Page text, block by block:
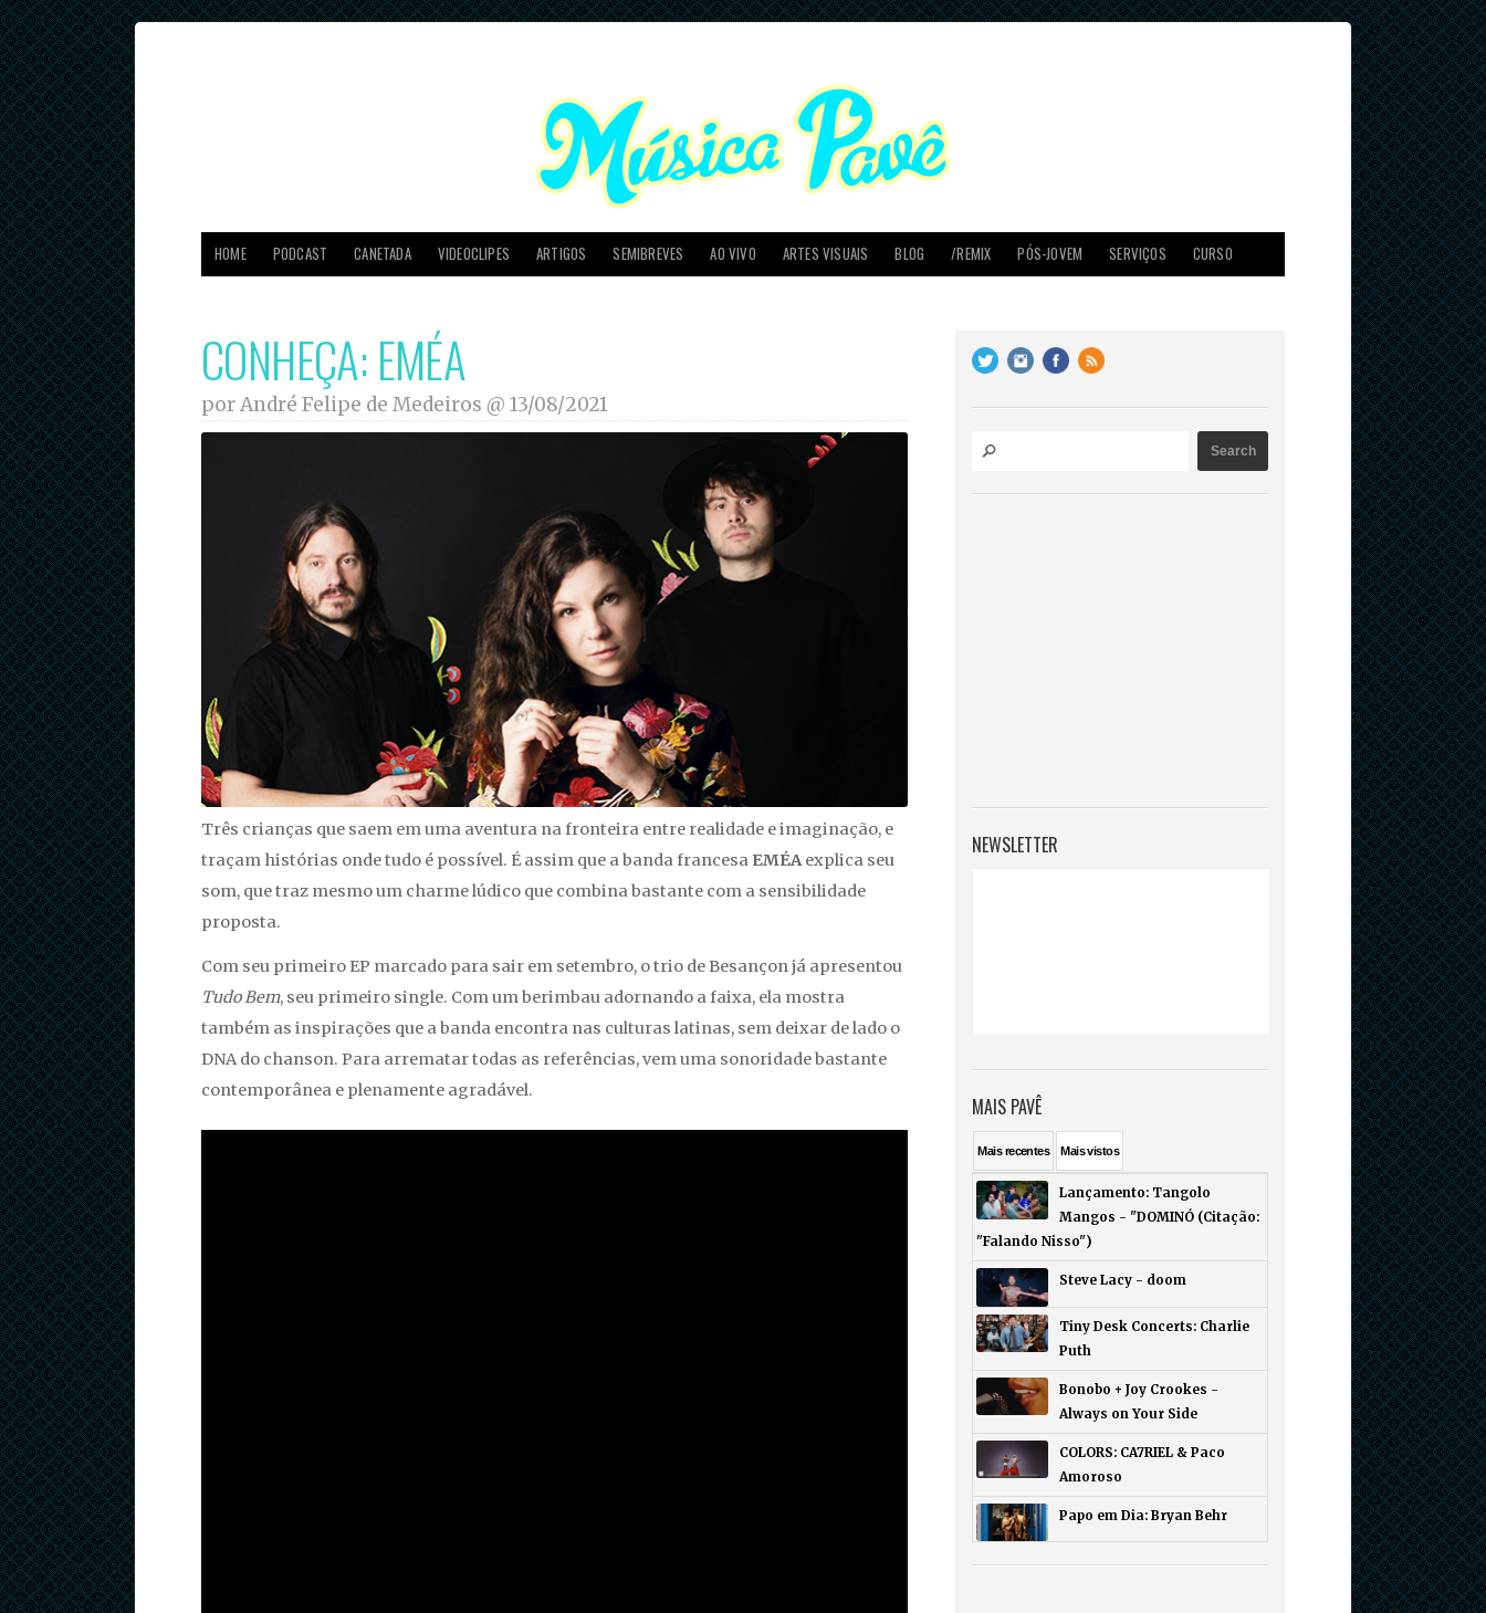
HOME PODCAST CANETADA VIDEOCLIPES ARTIGOS SEMIBREVES AO VIVO ARTES VISUAIS BLOG /REMIX PÓS-JOVEM SERVIÇOS CURSO
CONHEÇA: EMÉA
por André Felipe de Medeiros @ 13/08/2021
Três crianças que saem em uma aventura na fronteira entre realidade e imaginação, e
traçam histórias onde tudo é possível. É assim que a banda francesa EMÉAexplica seu
som, que traz mesmo um charme lúdico que combina bastante com a sensibilidade
proposta.
Com seu primeiro EP marcado para sair em setembro, o trio de Besançon já apresentou
Tudo Bem, seu primeiro single. Com um berimbau adornando a faixa, ela mostra
também as inspirações que a banda encontra nas culturas latinas, sem deixar de lado o
DNA do chanson. Para arrematar todas as referências, vem uma sonoridade bastante
contemporânea e plenamente agradável.
NEWSLETTER
MAIS PAVÊ
Maisrecentes Maisvistos
Lançamento: Tangolo
Mangos - "DOMINÓ (Citação:
"Falando Nisso")
Steve Lacy - doom
Tiny Desk Concerts: Charlie
Puth
Bonobo + Joy Crookes -
Always on Your Side
COLORS: CA7RIEL & Paco
Amoroso
Papo em Dia: Bryan Behr